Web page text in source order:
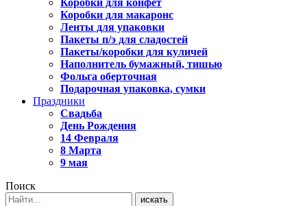
Коробки для конфет
Коробки для макаронс
Ленты для упаковки
Пакеты п/э для сладостей
Пакеты/коробки для куличей
Наполнитель бумажный, тишью
Фольга оберточная
Подарочная упаковка, сумки
Праздники
Свадьба
День Рождения
14 Февраля
8 Марта
9 мая
Поиск
искать